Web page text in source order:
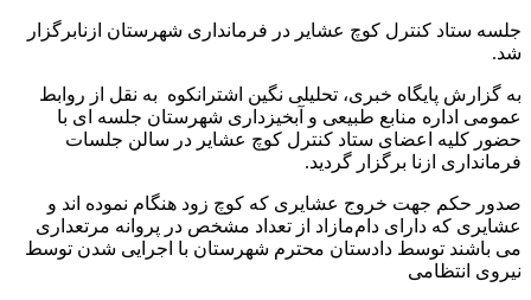
جلسه ستاد کنترل کوچ عشایر در فرمانداری شهرستان ازنابرگزار
شد.
به گزارش پایگاه خبری، تحلیلی نگین اشترانکوه به نقل از روابط
عمومی اداره منابع طبیعی و آبخیزداری شهرستان جلسه ای با
حضور کلیه اعضای ستاد کنترل کوچ عشایر در سالن جلسات
فرمانداری ازنا برگزار گردید.
صدور حکم جهت خروج عشایری که کوچ زود هنگام نموده اند و
عشایری که دارای دام‌مازاد از تعداد مشخص در پروانه مرتعداری
می باشند توسط دادستان محترم شهرستان با اجرایی شدن توسط
نیروی انتظامی